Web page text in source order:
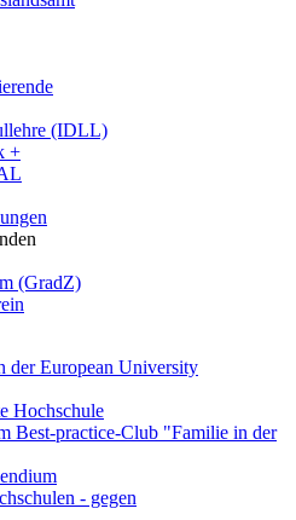
(IDLL)
+
(GradZ)